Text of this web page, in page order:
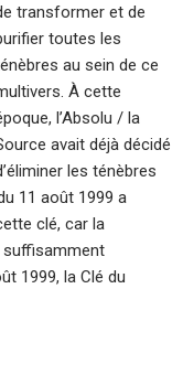
transformer et de
toutes les
au sein de ce
À cette
l’Absolu / la
avait déjà décidé
les ténèbres
11 août 1999 a
clé, car la
suffisamment
1999, la Clé du